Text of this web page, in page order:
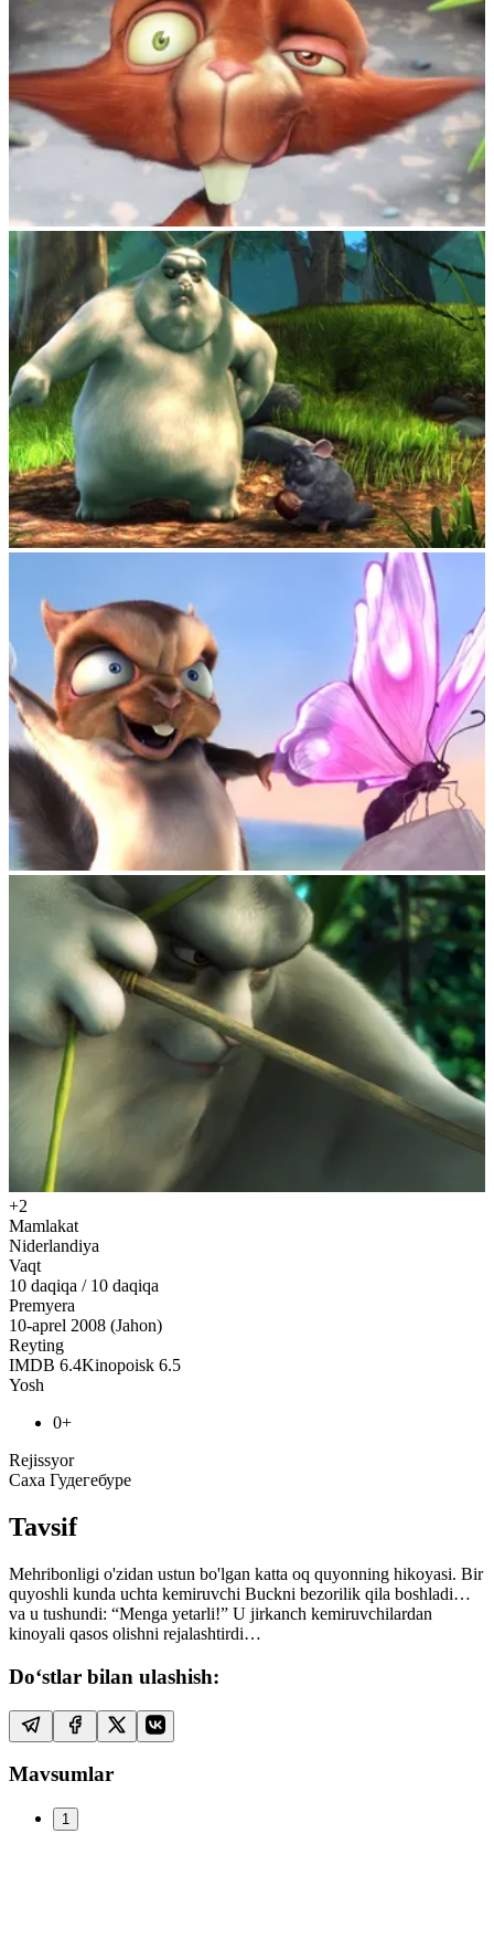
+2
Mamlakat
Niderlandiya
Vaqt
10 daqiqa / 10 daqiqa
Premyera
10-aprel 2008 (Jahon)
Reyting
IMDB 6.4Kinopoisk 6.5
Yosh
0+
Rejissyor
Саха Гудегебуре
Tavsif
Mehribonligi o'zidan ustun bo'lgan katta oq quyonning hikoyasi. Bir
quyoshli kunda uchta kemiruvchi Buckni bezorilik qila boshladi…
va u tushundi: “Menga yetarli!” U jirkanch kemiruvchilardan
kinoyali qasos olishni rejalashtirdi…
Do‘stlar bilan ulashish:
Mavsumlar
1